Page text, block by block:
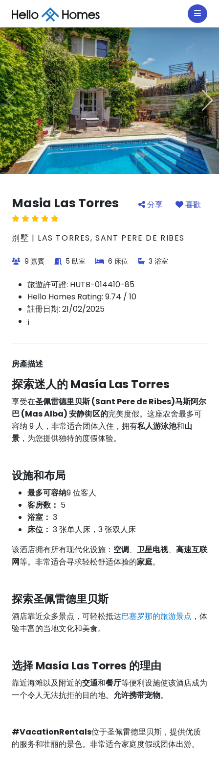
Masia Las Torres 分享 喜歡
别墅 | LAS TORRES, SANT PERE DE RIBES
9 嘉賓 5 臥室 6 床位 3 浴室
旅遊許可證: HUTB-014410-85
Hello Homes Rating: 9.74 / 10
註冊日期: 21/02/2025
¡
房產描述
探索迷人的 Masía Las Torres
享受在圣佩雷德里贝斯 (Sant Pere de Ribes)马斯阿尔
巴 (Mas Alba) 安静街区的完美度假。这座农舍最多可
容纳 9 人，非常适合团体入住，拥有私人游泳池和山
景 ，为您提供独特的度假体验。
设施和布局
最多可容纳9 位客人
客房数： 5
浴室： 3
床位： 3 张单人床，3 张双人床
该酒店拥有所有现代化设施： 空调、 卫星电视、 高速互联
网等。非常适合寻求轻松舒适体验的家庭。
探索圣佩雷德里贝斯
酒店靠近众多景点，可轻松抵达巴塞罗那的旅游景点 ，体
验丰富的当地文化和美食。
选择 Masía Las Torres 的理由
靠近海滩以及附近的交通和餐厅等便利设施使该酒店成为
一个令人无法抗拒的目的地。允许携带宠物。
#VacationRentals位于圣佩雷德里贝斯，提供优质
的服务和壮丽的景色。非常适合家庭度假或团体出游。